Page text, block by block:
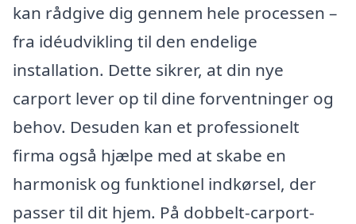
kan rådgive dig gennem hele processen –
fra idéudvikling til den endelige
installation. Dette sikrer, at din nye
carport lever op til dine forventninger og
behov. Desuden kan et professionelt
firma også hjælpe med at skabe en
harmonisk og funktionel indkørsel, der
passer til dit hjem. På dobbelt-carport-